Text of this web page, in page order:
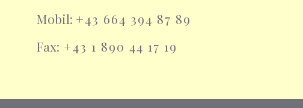
Mobil: +43 664 394 87 89
Fax: +43 1 890 44 17 19